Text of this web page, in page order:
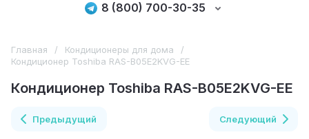
8 (800) 700-30-35
Главная / Кондиционеры для дома
/
Кондиционер Toshiba RAS-B05E2KVG-EE
Кондиционер Toshiba RAS-B05E2KVG-EE
Предыдущий Следующий